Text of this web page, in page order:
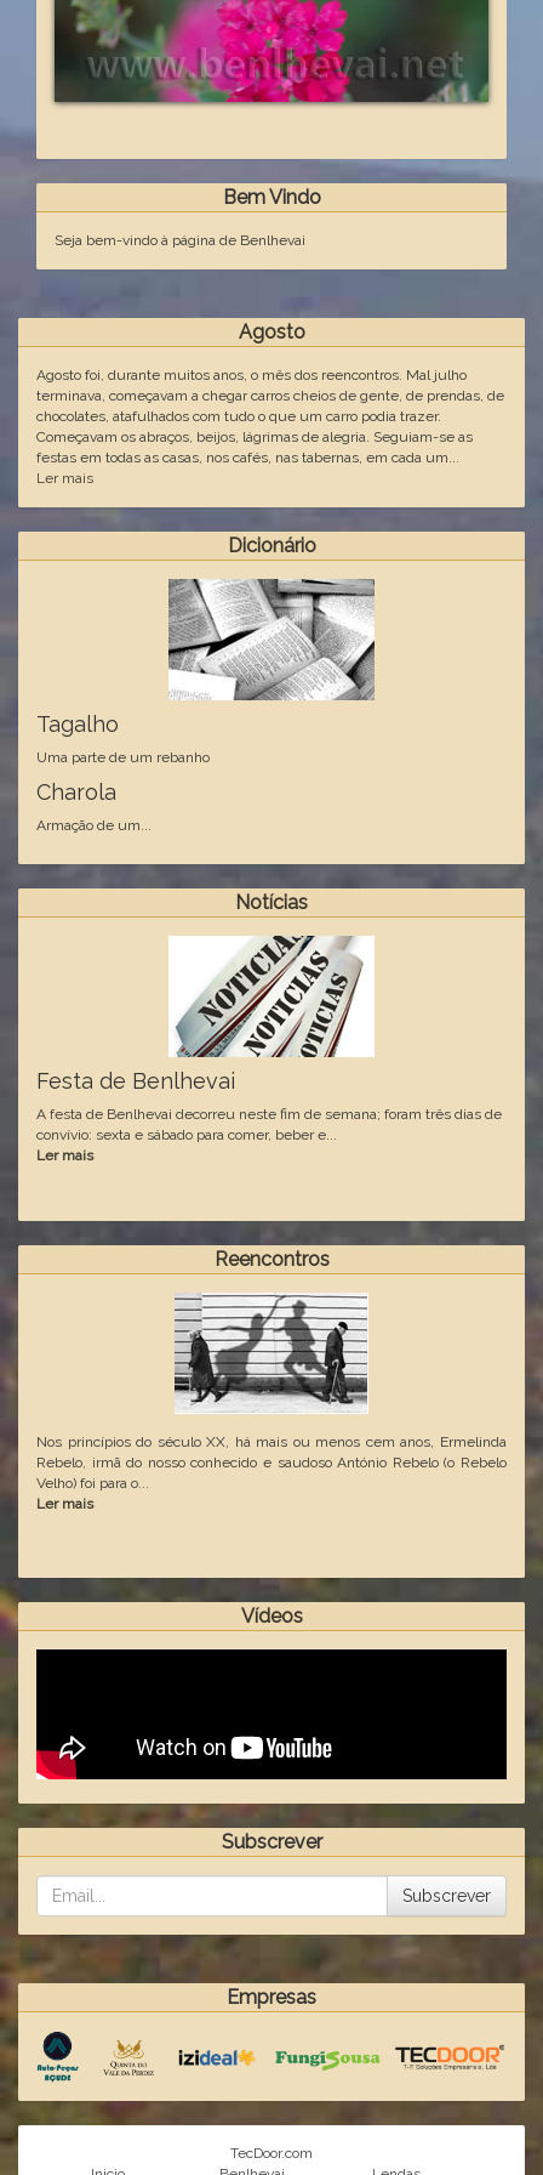
Bem Vindo
Seja bem-vindo à página de Benlhevai
Agosto
Agosto foi, durante muitos anos, o mês dos reencontros. Mal julho
terminava, começavam a chegar carros cheios de gente, de prendas, de
chocolates, atafulhados com tudo o que um carro podia trazer.
Começavam os abraços, beijos, lágrimas de alegria. Seguiam-se as
festas em todas as casas, nos cafés, nas tabernas, em cada um...
Ler mais
Dicionário
Tagalho
Uma parte de um rebanho
Charola
Armação de um...
Notícias
Festa de Benlhevai
A festa de Benlhevai decorreu neste fim de semana; foram três dias de
convívio: sexta e sábado para comer, beber e...
Ler mais
Reencontros
Nos princípios do século XX, há mais ou menos cem anos, Ermelinda
Rebelo, irmã do nosso conhecido e saudoso António Rebelo (o Rebelo
Velho) foi para o...
Ler mais
Vídeos
Subscrever
Subscrever
Empresas
TecDoor.com